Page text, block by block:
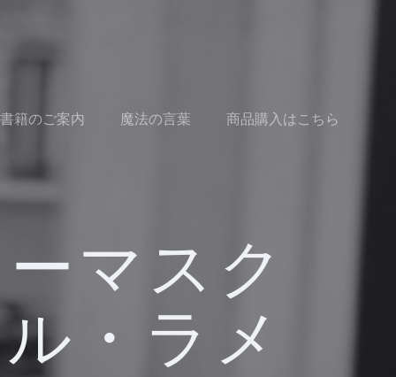
書籍のご案内 魔法の言葉 商品購入はこちら
マスク
・ラメ